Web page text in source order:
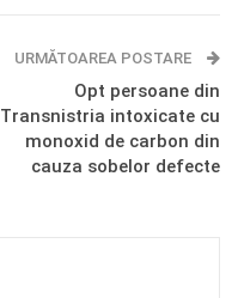
URMĂTOAREA POSTARE
Opt persoane din
Transnistria intoxicate cu
monoxid de carbon din
cauza sobelor defecte